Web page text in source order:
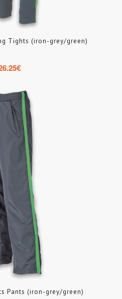
Tights (iron-grey/green)
€
Pants (iron-grey/green)